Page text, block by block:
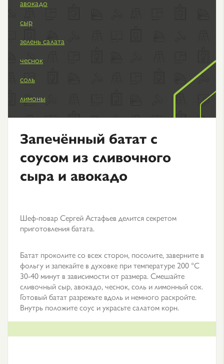
авокадо
сыр
зелень салата
чеснок
соль
лимоны
Запечённый батат с
соусом из сливочного
сыра и авокадо
Шеф-повар Сергей Астафьев делится секретом
приготовления батата.
Батат проколите со всех сторон, посолите, заверните в
фольгу и запекайте в духовке при температуре 200 °C
30-40 минут в зависимости от размера. Смешайте
сливочный сыр, авокадо, чеснок, соль и лимонный сок.
Готовый батат разрежьте вдоль и немного раскройте.
Внутрь положите соус и украсьте салатом корн.